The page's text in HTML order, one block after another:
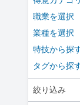
職業を選択
業種を選択
特技から探
タグから探
絞り込み